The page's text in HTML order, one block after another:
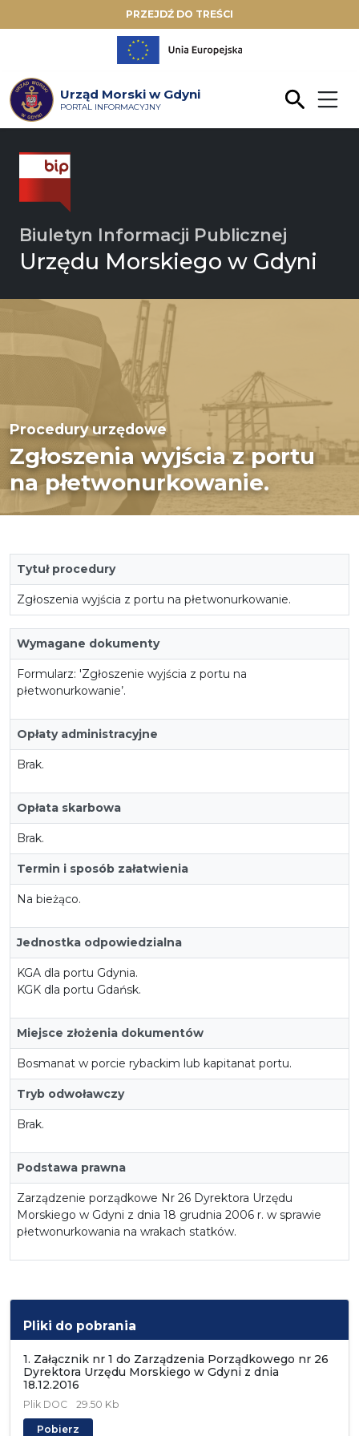
PRZEJDŹ DO TREŚCI
Urząd Morski w Gdyni
PORTAL INFORMACYJNY
Biuletyn Informacji Publicznej
Urzędu Morskiego w Gdyni
Procedury urzędowe
Zgłoszenia wyjścia z portu
na płetwonurkowanie.
Tytuł procedury
Zgłoszenia wyjścia z portu na płetwonurkowanie.
Wymagane dokumenty
Formularz: 'Zgłoszenie wyjścia z portu na
płetwonurkowanie’.
Opłaty administracyjne
Brak.
Opłata skarbowa
Brak.
Termin i sposób załatwienia
Na bieżąco.
Jednostka odpowiedzialna
KGA dla portu Gdynia.
KGK dla portu Gdańsk.
Miejsce złożenia dokumentów
Bosmanat w porcie rybackim lub kapitanat portu.
Tryb odwoławczy
Brak.
Podstawa prawna
Zarządzenie porządkowe Nr 26 Dyrektora Urzędu
Morskiego w Gdyni z dnia 18 grudnia 2006 r. w sprawie
płetwonurkowania na wrakach statków.
Pliki do pobrania
1. Załącznik nr 1 do Zarządzenia Porządkowego nr 26
Dyrektora Urzędu Morskiego w Gdyni z dnia
18.12.2016
Plik DOC 29.50 Kb
Pobierz